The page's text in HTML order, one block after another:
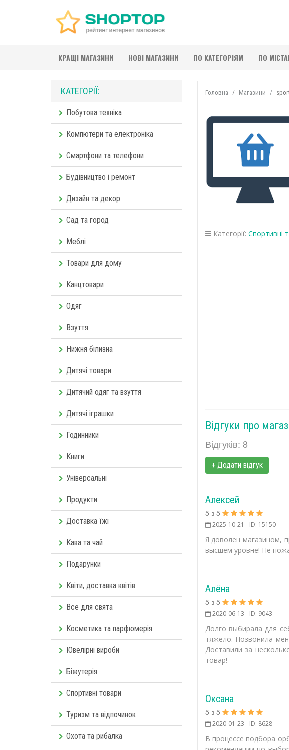
КРАЩІ МАГАЗИНИ НОВІ МАГАЗИНИ ПО КАТЕГОРІЯМ ПО
КАТЕГОРІЇ:
Побутова техніка
Компютери та електроніка
Смартфони та телефони
Будівництво і ремонт
Дизайн та декор
Сад та город
Меблі
Товари для дому
Канцтовари
Одяг
Взуття
Нижня білизна
Дитячі товари
Дитячий одяг та взуття
Дитячі іграшки
Годинники
Книги
Універсальні
Продукти
Доставка їжі
Кава та чай
Подарунки
Квіти, доставка квітів
Все для свята
Косметика та парфюмерія
Ювелірні вироби
Біжутерія
Спортивні товари
Туризм та відпочинок
Охота та рибалка
Головна Магазини
Категорії: Спортивні
Відгуки про
Відгуків: 8
+ Додати відгук
Алексей
5 з 5
2025-10-21 ID: 15150
Я доволен магазином,
высшем уровне! Не
Алёна
5 з 5
2020-06-13 ID: 9043
Долго выбирала для
тяжело. Позвонила
Доставили за
товар!
Оксана
5 з 5
2020-01-23 ID: 8628
В процессе подбора